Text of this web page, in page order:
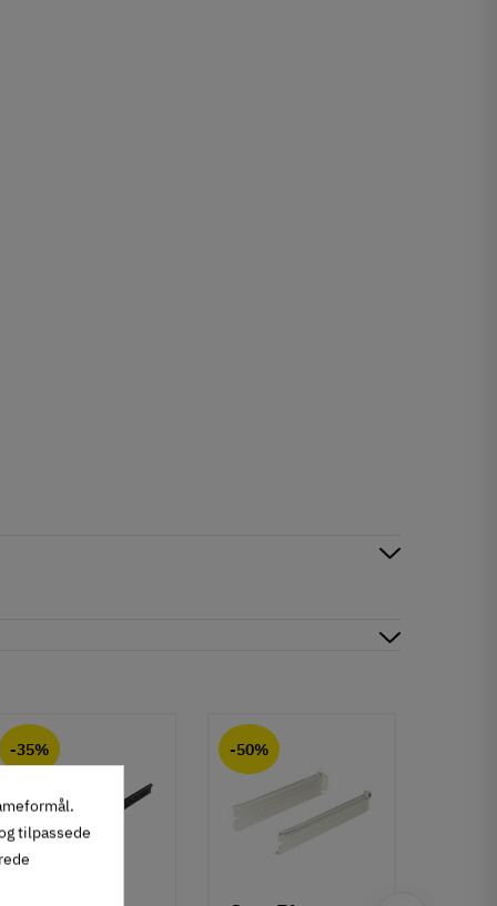
-35% -50%
tilpassede